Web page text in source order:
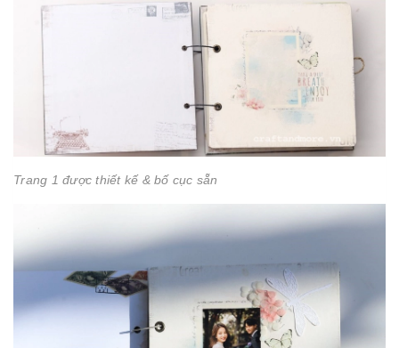
Trang 1 được thiết kế & bố cục sẵn